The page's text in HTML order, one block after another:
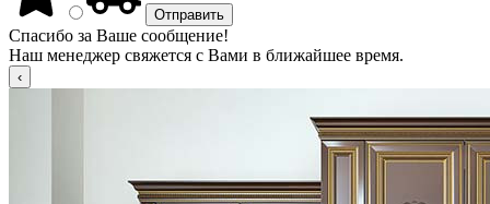
Спасибо за Ваше сообщение!
Наш менеджер свяжется с Вами в ближайшее время.